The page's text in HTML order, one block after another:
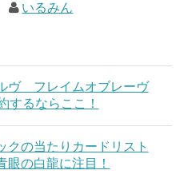
いるみん
ヴ フレイムオブレーヴ
するならここ！
クの当たりカードリスト
の白龍に注目！